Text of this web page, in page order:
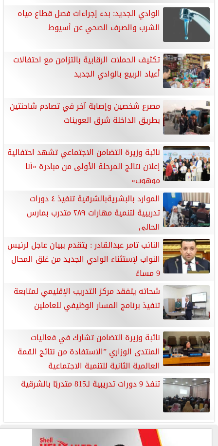
الوادي الجديد: بدء إجراءات فصل قطاع مياه
الشرب والصرف الصحي عن أسيوط
تكثيف الحملات الرقابية بالتزامن مع احتفالات
أعياد الربيع بالوادي الجديد
مصرع شخصين وإصابة آخر في تصادم شاحنتين
بطريق الداخلة شرق العوينات
نائبة وزيرة التضامن الاجتماعي تشهد احتفالية
إعلان نتائج المرحلة الأولى من مبادرة «أنا
موهوب»
الموارد بالبشريةبالشرقية تنفيذ ٤ دورات
تدريبية لتنمية مهارات ٢٨٩ متدرب بمارس
الحالى
النائب تامر عبدالقادر : يتقدم ببيان عاجل لرئيس
النواب لإستثناء الوادي الجديد من غلق المحال
9 مساءً
شحاته يتفقد مركز التدريب الإقليمي لمتابعة
تنفيذ برنامج المسار الوظيفي للعاملين
نائبة وزيرة التضامن تشارك في فعاليات
المنتدى الوزاري ”الاستفادة من نتائج القمة
العالمية الثانية للتنمية الاجتماعية
تنفذ 9 دورات تدريبية لـ815 متدربًا بالشرقية